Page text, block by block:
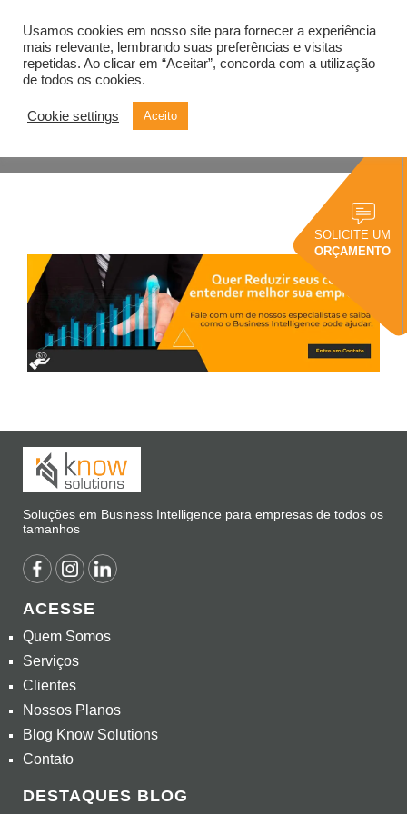
SOLICITE UM
ORÇAMENTO
Alternar
Destaques Blog
Soluções em Business Intelligence para empresas de todos os
tamanhos
ACESSE
Quem Somos
Serviços
Clientes
Nossos Planos
Blog Know Solutions
Contato
DESTAQUES BLOG
Usamos cookies em nosso site para fornecer a experiência
mais relevante, lembrando suas preferências e visitas
repetidas. Ao clicar em “Aceitar”, concorda com a utilização
de todos os cookies.
Cookie settings Aceito